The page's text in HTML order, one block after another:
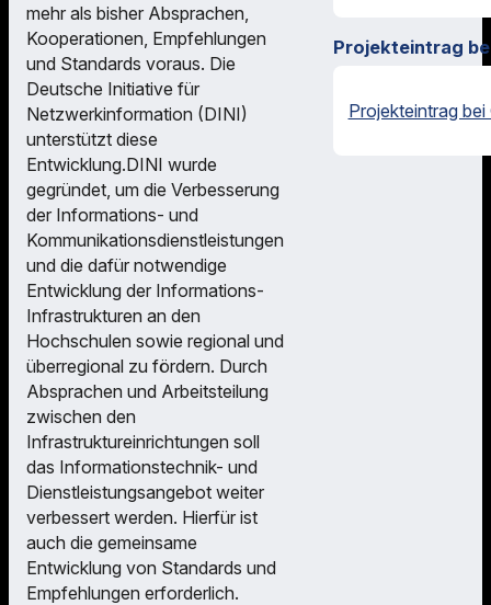
mehr als bisher Absprachen,
Kooperationen, Empfehlungen
und Standards voraus. Die
Deutsche Initiative für
Netzwerkinformation (DINI)
unterstützt diese
Entwicklung.DINI wurde
gegründet, um die Verbesserung
der Informations- und
Kommunikationsdienstleistungen
und die dafür notwendige
Entwicklung der Informations-
Infrastrukturen an den
Hochschulen sowie regional und
überregional zu fördern. Durch
Absprachen und Arbeitsteilung
zwischen den
Infrastruktureinrichtungen soll
das Informationstechnik- und
Dienstleistungsangebot weiter
verbessert werden. Hierfür ist
auch die gemeinsame
Entwicklung von Standards und
Empfehlungen erforderlich.
Projekteintrag
Projekteintrag